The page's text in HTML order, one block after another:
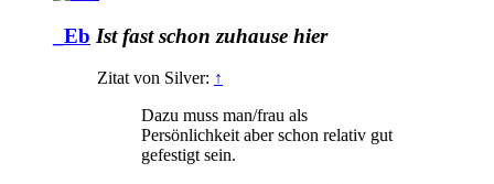
_Eb Ist fast schon zuhause hier
Zitat von Silver: ↑
Dazu muss man/frau als
Persönlichkeit aber schon relativ gut
gefestigt sein.